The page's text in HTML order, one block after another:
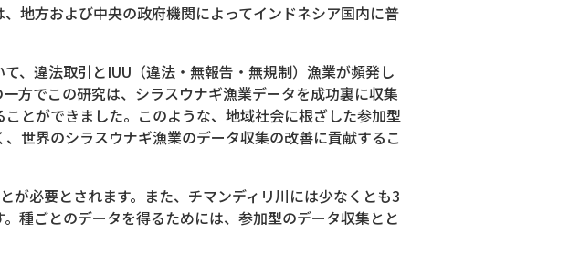
地方および中央の政府機関によってインドネシア国内に普
、違法取引とIUU（違法・無報告・無規制）漁業が頻発し
方でこの研究は、シラスウナギ漁業データを成功裏に収集
とができました。このような、地域社会に根ざした参加型
世界のシラスウナギ漁業のデータ収集の改善に貢献するこ
必要とされます。また、チマンディリ川には少なくとも3
種ごとのデータを得るためには、参加型のデータ収集とと